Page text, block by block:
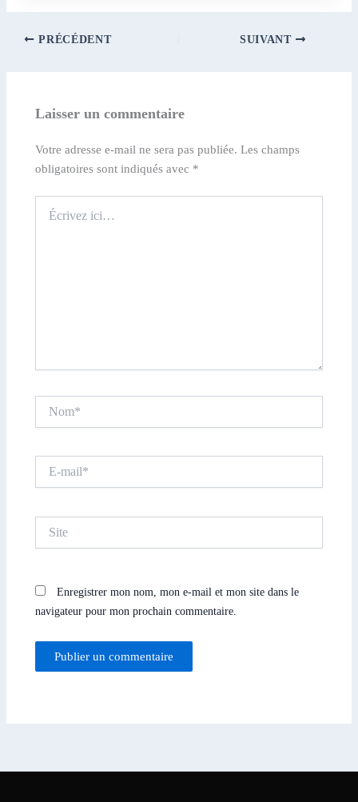
PRÉCÉDENT SUIVANT
Laisser un commentaire
Votre adresse e-mail ne sera pas publiée. Les champs
obligatoires sont indiqués avec *
ici…
mail*
Enregistrer mon nom, mon e-mail et mon site dans le
navigateur pour mon prochain commentaire.